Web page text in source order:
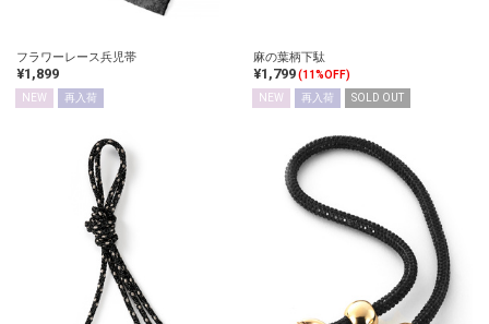
フラワーレース兵児帯
¥1,899
NEW 再入荷
麻の葉柄下駄
¥1,799(11%OFF)
NEW
再入荷 SOLD OUT